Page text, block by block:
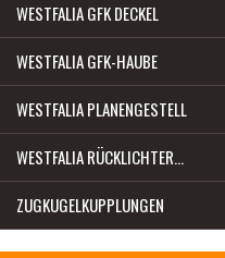
WESTFALIA GFK DECKEL
WESTFALIA GFK-HAUBE
WESTFALIA PLANENGESTELL
WESTFALIA RÜCKLICHTER...
ZUGKUGELKUPPLUNGEN